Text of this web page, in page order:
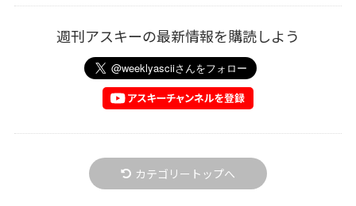
週刊アスキーの最新情報を購読しよう
カテゴリートップへ